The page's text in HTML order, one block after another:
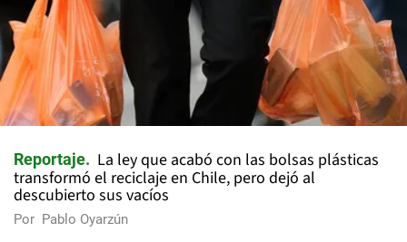
Reportaje
La ley que acabó con las bolsas plásticas
transformó el reciclaje en Chile, pero dejó al
descubierto sus vacíos
Por Pablo Oyarzún